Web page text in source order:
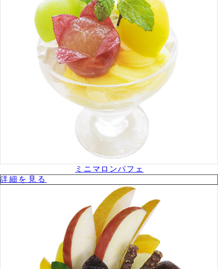
ミニマロンパフェ
詳細を⾒る